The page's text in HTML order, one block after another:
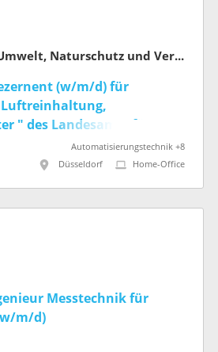
Ministerium für Umwelt, Naturschutz und Verkehr des Landes Nordrhein-Westfalen
(w/m/d) für
" des Landesamts für
Klima NRWAutomatisierungstechnik +8
Düsseldorf
Home-Office
Messtechnik für
m/d)